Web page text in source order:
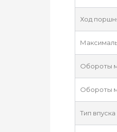
Ход
Обороты
Обороты
Тип впуска